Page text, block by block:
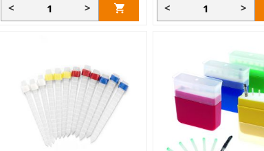
< > < >